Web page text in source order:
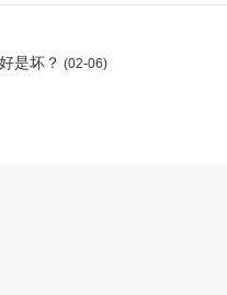
是坏？ (02-06)